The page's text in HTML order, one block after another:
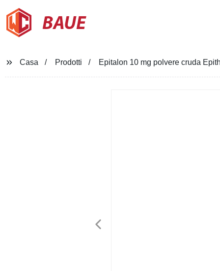
BAUE
Casa Prodotti Epitalon 10 mg polvere cruda